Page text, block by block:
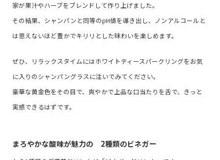
家が果汁やハーブをブレンドして作り上げました。
その結果、シャンパンと同等のpH値を導き出し、ノンアルコールと
は思えないほど豊かでキリリとした味わいを楽しめます。
ぜひ、リラックスタイムにはホワイトティースパークリングをお気
に入りのシャンパングラスに注いでみてください。
豪華な黄金色をその目で、爽やかで上品な口当たりを舌で、きっと
実感できるはずです。
まろやかな酸味が魅力の 2種類のビネガー